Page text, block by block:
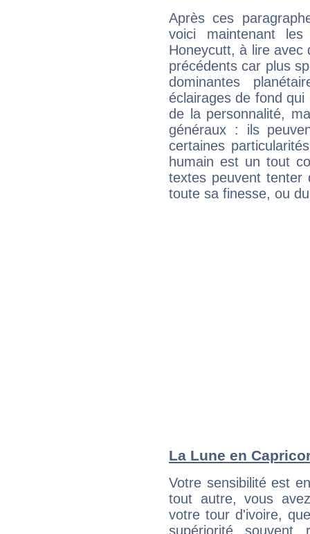
Après ces
voici maintenant
Honeycutt, à lire avec
précédents car plus
dominantes
éclairages de fond
de la personnalité,
généraux : ils
certaines
humain est un tout
textes peuvent tenter
toute sa finesse, ou
La Lune en
Votre sensibilité est
tout autre, vous
votre tour d'ivoire,
supériorité souvent